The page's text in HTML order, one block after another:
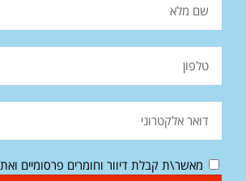
מאשר\ת קבלת דיוור וחומרים פרסומיים ואת